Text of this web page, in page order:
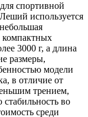
спортивной
используется
компактных
3000 г, а длина
размеры,
модели
в отличие от
трением,
во
среди